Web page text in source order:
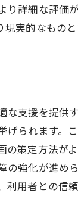
認定基準
性を探る
例
ついて
理由
重要性
準を理解する
詳細な評価
実的なもの
支援を提供
られます。
策定方法が
強化が進め
用者との信